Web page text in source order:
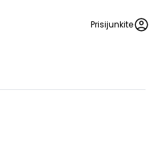
Prisijunkite